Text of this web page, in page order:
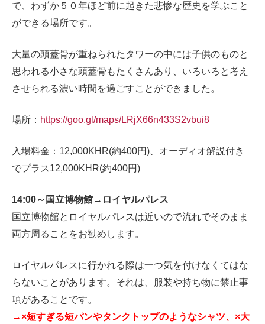
で、わずか５０年ほど前に起きた悲惨な歴史を学ぶこと
ができる場所です。
大量の頭蓋骨が重ねられたタワーの中には子供のものと
思われる小さな頭蓋骨もたくさんあり、いろいろと考え
させられる濃い時間を過ごすことができました。
場所： https://goo.gl/maps/LRjX66n433S2vbui8
入場料金：12,000KHR(約400円)、オーディオ解説付き
でプラス12,000KHR(約400円)
14:00～国立博物館→ロイヤルパレス
国立博物館とロイヤルパレスは近いので流れでそのまま
両方周ることをお勧めします。
ロイヤルパレスに行かれる際は一つ気を付けなくてはな
らないことがあります。それは、服装や持ち物に禁止事
項があることです。
→×短すぎる短パンやタンクトップのようなシャツ、×大